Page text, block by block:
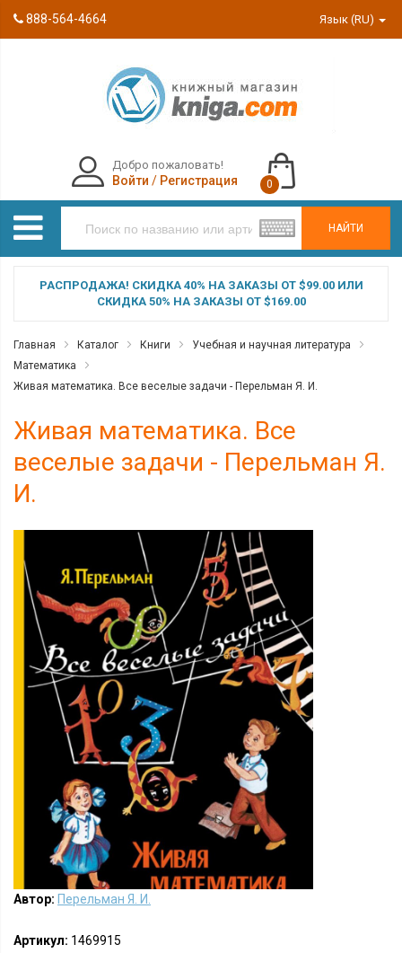
888-564-4664 Язык (RU)
НАЙТИ
Добро пожаловать!
Войти / Регистрация 0
РАСПРОДАЖА! СКИДКА 40% НА ЗАКАЗЫ ОТ $99.00 ИЛИ
СКИДКА 50% НА ЗАКАЗЫ ОТ $169.00
Главная Каталог Книги
Учебная и научная литература
Математика
Живая математика. Все веселые задачи - Перельман Я. И.
Живая математика. Все
веселые задачи - Перельман Я.
И.
Автор: Перельман Я. И.
Артикул: 1469915